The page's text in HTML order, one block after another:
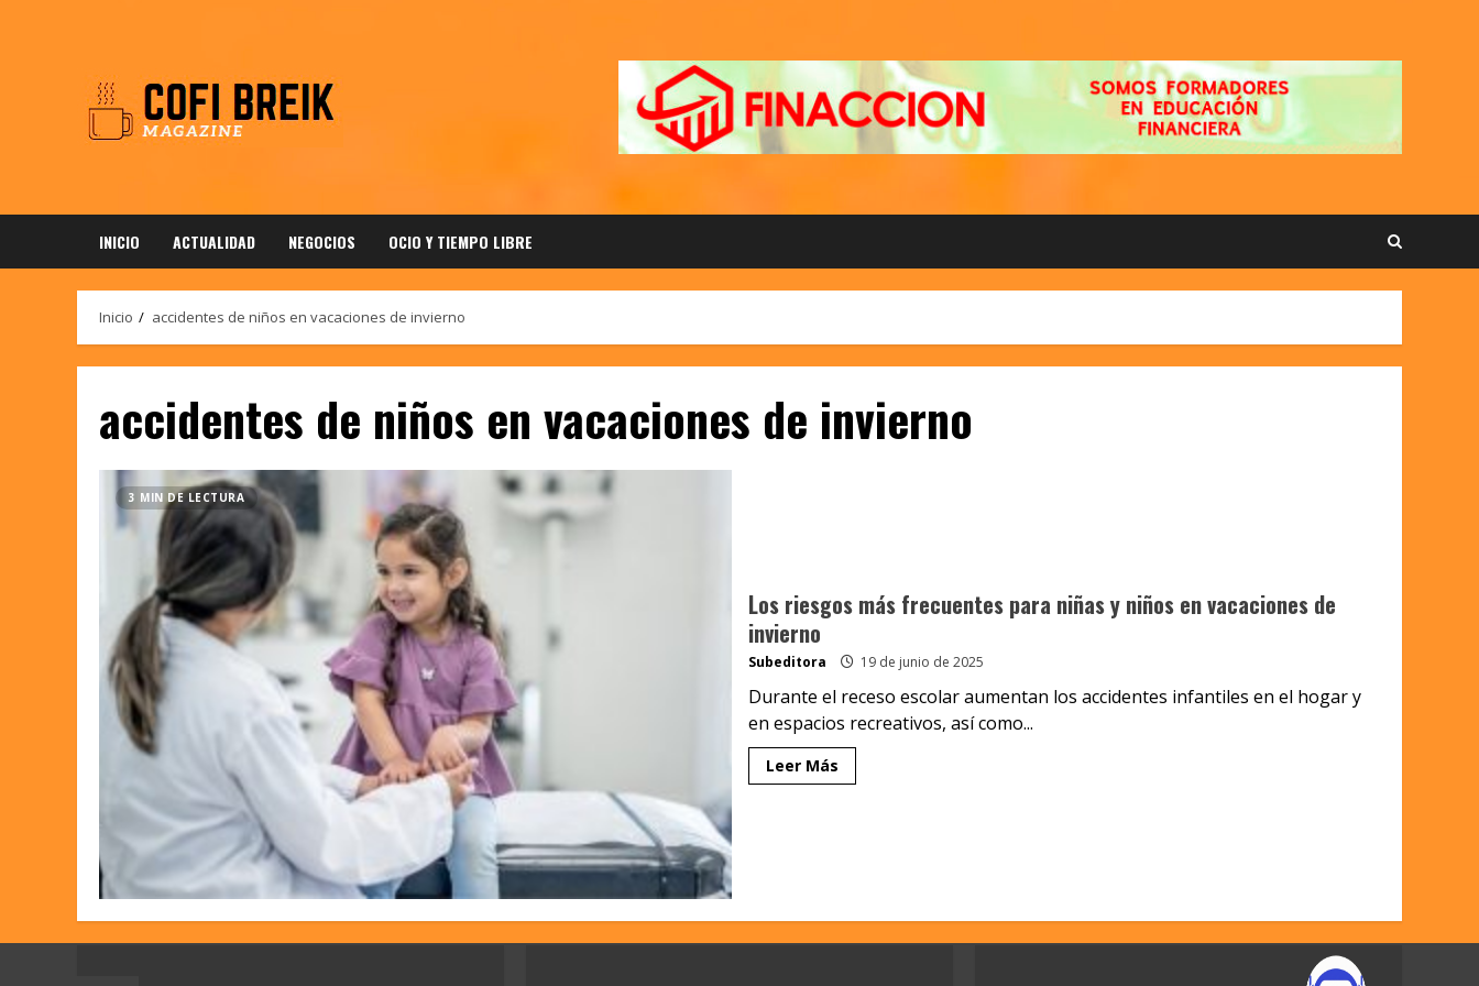
INICIO ACTUALIDAD NEGOCIOS OCIO Y TIEMPO LIBRE
Inicio accidentes de niños en vacaciones de invierno
accidentes de niños en vacaciones de invierno
3 MIN DE LECTURA
Los riesgos más frecuentes para niñas y niños en vacaciones de
invierno
Subeditora 19 de junio de 2025
Durante el receso escolar aumentan los accidentes infantiles en el hogar y
en espacios recreativos, así como...
Leer Más